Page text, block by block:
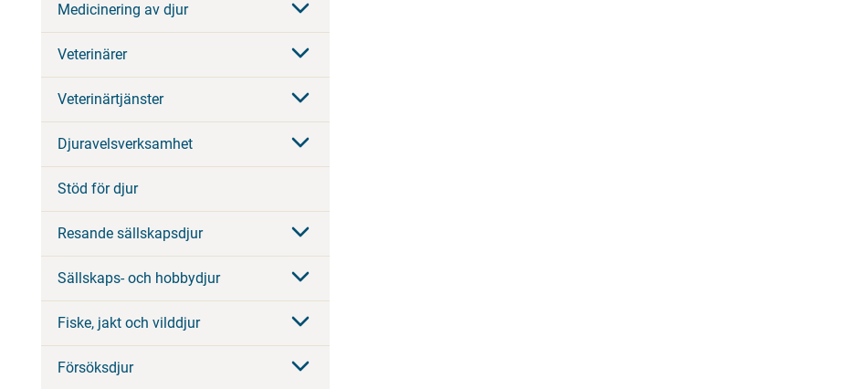
Medicinering av djur
Veterinärer
Veterinärtjänster
Djuravelsverksamhet
Stöd för djur
Resande sällskapsdjur
Sällskaps- och hobbydjur
Fiske, jakt och vilddjur
Försöksdjur